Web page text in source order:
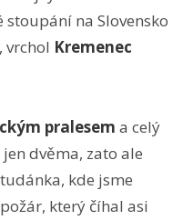
na Slovensko
vrchol Kremenec
pralesem a celý
dvěma, zato ale
kde jsme
který číhal asi